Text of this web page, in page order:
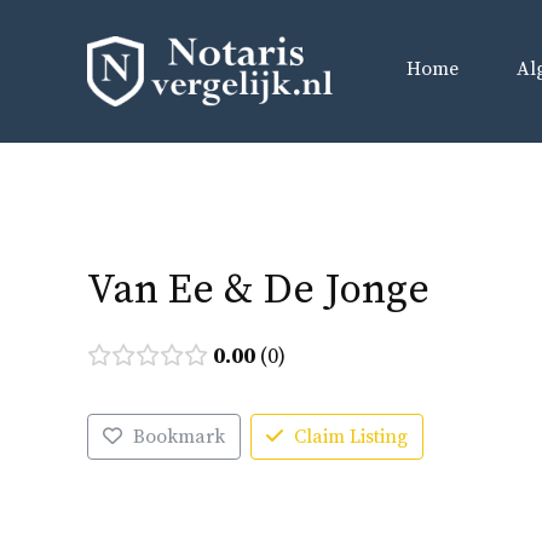
Home
Van Ee & De Jonge
0.00 0
Bookmark Claim Listing